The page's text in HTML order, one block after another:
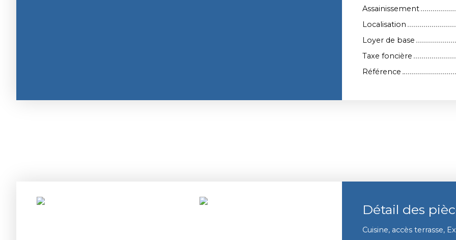
Assainissement
Localisation
Loyer de base
Taxe foncière
Référence
Détail des
Cuisine, accès terrasse,